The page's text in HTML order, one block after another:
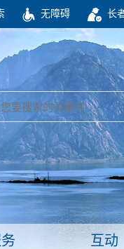
无障碍 长
平 友善和谐
新闻
务要闻
门信息
频新闻
闻
互动